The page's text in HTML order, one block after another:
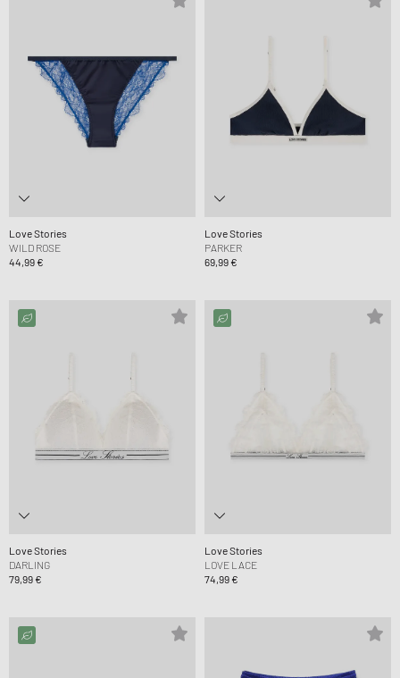
Love Stories
WILD ROSE
44,99 €
Love Stories
PARKER
69,99 €
Love Stories
DARLING
79,99 €
Love Stories
LOVE LACE
74,99 €